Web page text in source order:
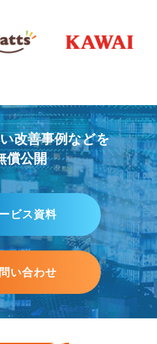
改善事例などを
償公開
ビス資料
い合わせ